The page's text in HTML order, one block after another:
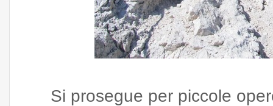
Si prosegue per piccole